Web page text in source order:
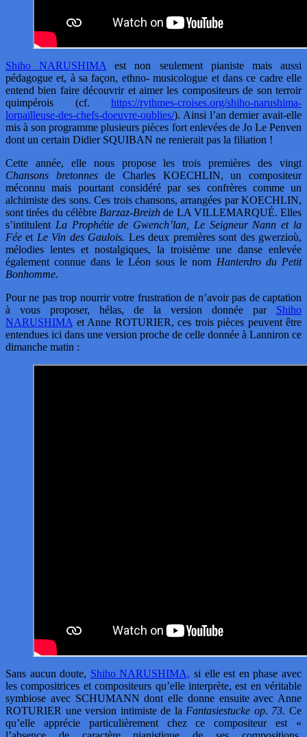
Shiho NARUSHIMA est non seulement pianiste mais aussi
pédagogue et, à sa façon, ethno- musicologue et dans ce cadre elle
entend bien faire découvrir et aimer les compositeurs de son terroir
quimpérois (cf. https://rythmes-croises.org/shiho-narushima-
lorpailleuse-des-chefs-doeuvre-oublies/). Ainsi l’an dernier avait-elle
mis à son programme plusieurs pièces fort enlevées de Jo Le Penven
dont un certain Didier SQUIBAN ne renierait pas la filiation !
Cette année, elle nous propose les trois premières des vingt
Chansons bretonnesde Charles KOECHLIN, un compositeur
méconnu mais pourtant considéré par ses confrères comme un
alchimiste des sons. Ces trois chansons, arrangées par KOECHLIN,
sont tirées du célèbre Barzaz-Breizh de LA VILLEMARQUÉ. Elles
s’intitulent La Prophétie de Gwench’lan, Le Seigneur Nann et la
Fée et Le Vin des Gaulois. Les deux premières sont des gwerzioù,
mélodies lentes et nostalgiques, la troisième une danse enlevée
également connue dans le Léon sous le nom Hanterdro du Petit
Bonhomme.
Pour ne pas trop nourrir votre frustration de n’avoir pas de captation
à vous proposer, hélas, de la version donnée par Shiho
NARUSHIMA et Anne ROTURIER, ces trois pièces peuvent être
entendues ici dans une version proche de celle donnée à Lanniron ce
dimanche matin :
Sans aucun doute, Shiho NARUSHIMA, si elle est en phase avec
les compositrices et compositeurs qu’elle interprète, est en véritable
symbiose avec SCHUMANN dont elle donne ensuite avec Anne
ROTURIER une version intimiste de la Fantasiestucke op. 73. Ce
qu’elle apprécie particulièrement chez ce compositeur est «